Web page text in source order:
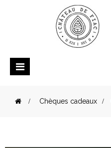
Basculer
navigation
> Chèques cadeaux >